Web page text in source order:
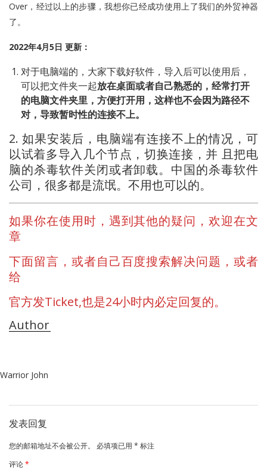
Over，经过以上的步骤，我想你已经成功使用上了我们的外贸神器
了。
2022年4月5日 更新：
对于电脑端的，大家下载好软件，导入后可以使用后，
可以把文件夹一起放在桌面或者自己熟悉的，经常打开
的电脑文件夹里，方便打开用，这样也不会因为路径不
对，导致暂时性的连接不上。
2. 如果安装后，电脑端有连接不上的情况，可
以试着多导入几个节点，切换连接，并 且把电
脑的杀毒软件关闭或者卸载。中国的杀毒软件
公司，很多都是流氓。不用也可以的。
如果你在使用时，遇到其他的疑问，欢迎在文
章
下面留言，或者自己百度搜索解决问题，或者
给
官方发Ticket,也是24小时内必定回复的。
Author
Warrior John
发表回复
您的邮箱地址不会被公开。 必填项已用 * 标注
评论*